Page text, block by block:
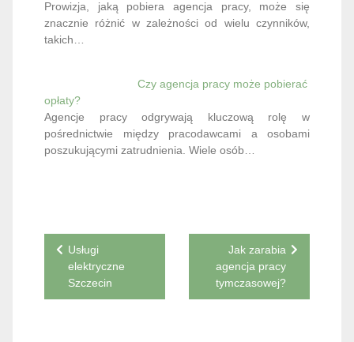
Prowizja, jaką pobiera agencja pracy, może się
znacznie różnić w zależności od wielu czynników,
takich…
Czy agencja pracy może pobierać
opłaty?
Agencje pracy odgrywają kluczową rolę w
pośrednictwie między pracodawcami a osobami
poszukującymi zatrudnienia. Wiele osób…
Nawigacja
wpisu
Usługi
elektryczne
Szczecin
Jak zarabia
agencja pracy
tymczasowej?